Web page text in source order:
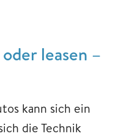
leasen –
kann sich ein
die Technik